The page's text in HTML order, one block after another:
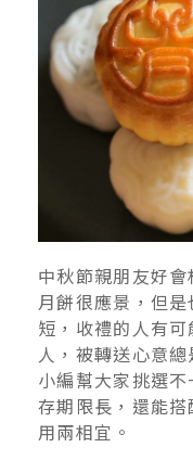
中秋節親朋友好
月餅很應景，但
短，收禮的人有
人，被轉送心意總
小編幫大家挑選
存期限長，還能
用兩相宜。